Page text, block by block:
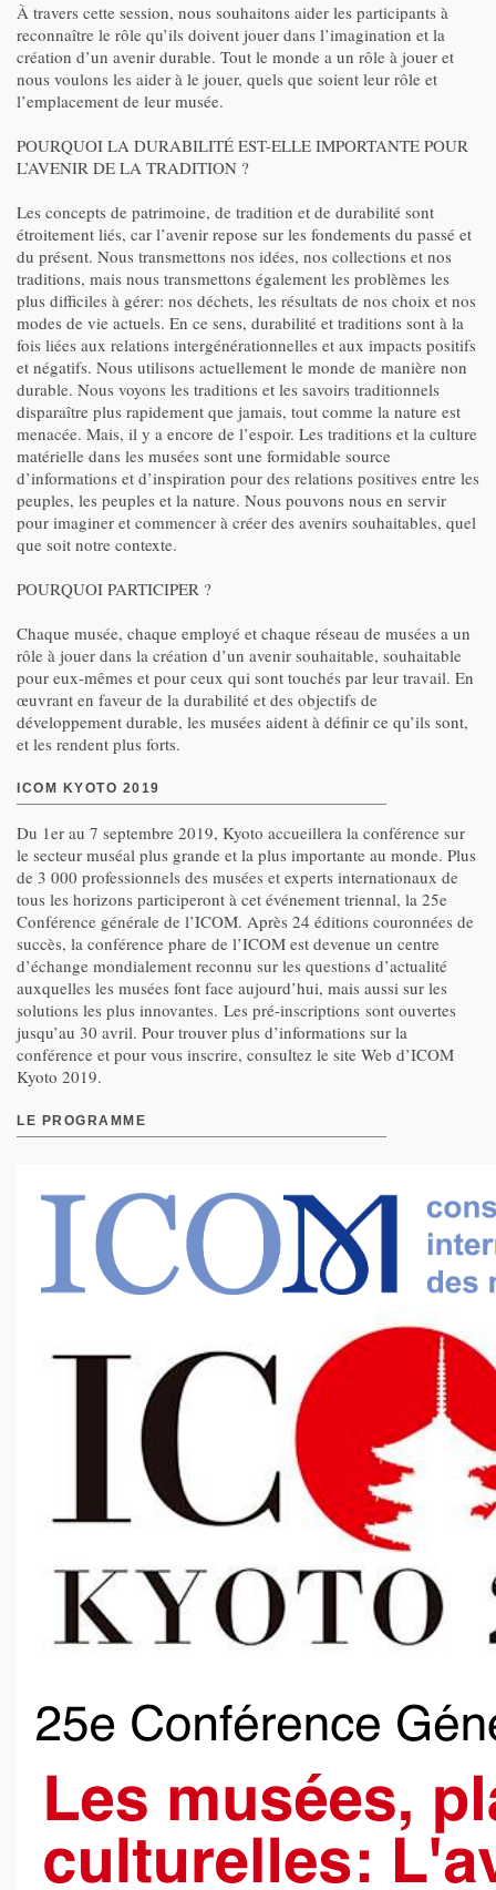
À travers cette session, nous souhaitons aider les participants à
reconnaître le rôle qu’ils doivent jouer dans l’imagination et la
création d’un avenir durable. Tout le monde a un rôle à jouer et
nous voulons les aider à le jouer, quels que soient leur rôle et
l’emplacement de leur musée.
POURQUOI LA DURABILITÉ EST-ELLE IMPORTANTE POUR
L’AVENIR DE LA TRADITION ?
Les concepts de patrimoine, de tradition et de durabilité sont
étroitement liés, car l’avenir repose sur les fondements du passé et
du présent. Nous transmettons nos idées, nos collections et nos
traditions, mais nous transmettons également les problèmes les
plus difficiles à gérer: nos déchets, les résultats de nos choix et nos
modes de vie actuels. En ce sens, durabilité et traditions sont à la
fois liées aux relations intergénérationnelles et aux impacts positifs
et négatifs. Nous utilisons actuellement le monde de manière non
durable. Nous voyons les traditions et les savoirs traditionnels
disparaître plus rapidement que jamais, tout comme la nature est
menacée. Mais, il y a encore de l’espoir. Les traditions et la culture
matérielle dans les musées sont une formidable source
d’informations et d’inspiration pour des relations positives entre les
peuples, les peuples et la nature. Nous pouvons nous en servir
pour imaginer et commencer à créer des avenirs souhaitables, quel
que soit notre contexte.
POURQUOI PARTICIPER ?
Chaque musée, chaque employé et chaque réseau de musées a un
rôle à jouer dans la création d’un avenir souhaitable, souhaitable
pour eux-mêmes et pour ceux qui sont touchés par leur travail. En
œuvrant en faveur de la durabilité et des objectifs de
développement durable, les musées aident à définir ce qu’ils sont,
et les rendent plus forts.
ICOM KYOTO 2019
Du 1er au 7 septembre 2019, Kyoto accueillera la conférence sur
le secteur muséal plus grande et la plus importante au monde. Plus
de 3 000 professionnels des musées et experts internationaux de
tous les horizons participeront à cet événement triennal, la 25e
Conférence générale de l’ICOM. Après 24 éditions couronnées de
succès, la conférence phare de l’ICOM est devenue un centre
d’échange mondialement reconnu sur les questions d’actualité
auxquelles les musées font face aujourd’hui, mais aussi sur les
solutions les plus innovantes. Les pré-inscriptions sont ouvertes
jusqu’au 30 avril. Pour trouver plus d’informations sur la
conférence et pour vous inscrire, consultez le site Web d’ICOM
Kyoto 2019.
LE PROGRAMME